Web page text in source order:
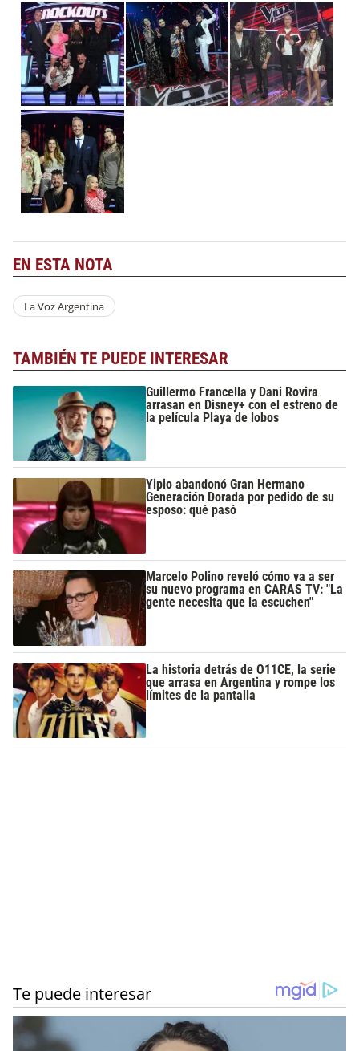
EN ESTA NOTA
La Voz Argentina
TAMBIÉN TE PUEDE INTERESAR
Guillermo Francella y Dani Rovira
arrasan en Disney+ con el estreno de
la película Playa de lobos
Yipio abandonó Gran Hermano
Generación Dorada por pedido de su
esposo: qué pasó
Marcelo Polino reveló cómo va a ser
su nuevo programa en CARAS TV: "La
gente necesita que la escuchen"
La historia detrás de O11CE, la serie
que arrasa en Argentina y rompe los
límites de la pantalla